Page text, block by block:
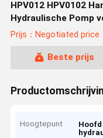
HPV012 HPV0102
Hydraulische Pomp
Prijs：Negotiated price
Beste prijs
Hoogtepunt